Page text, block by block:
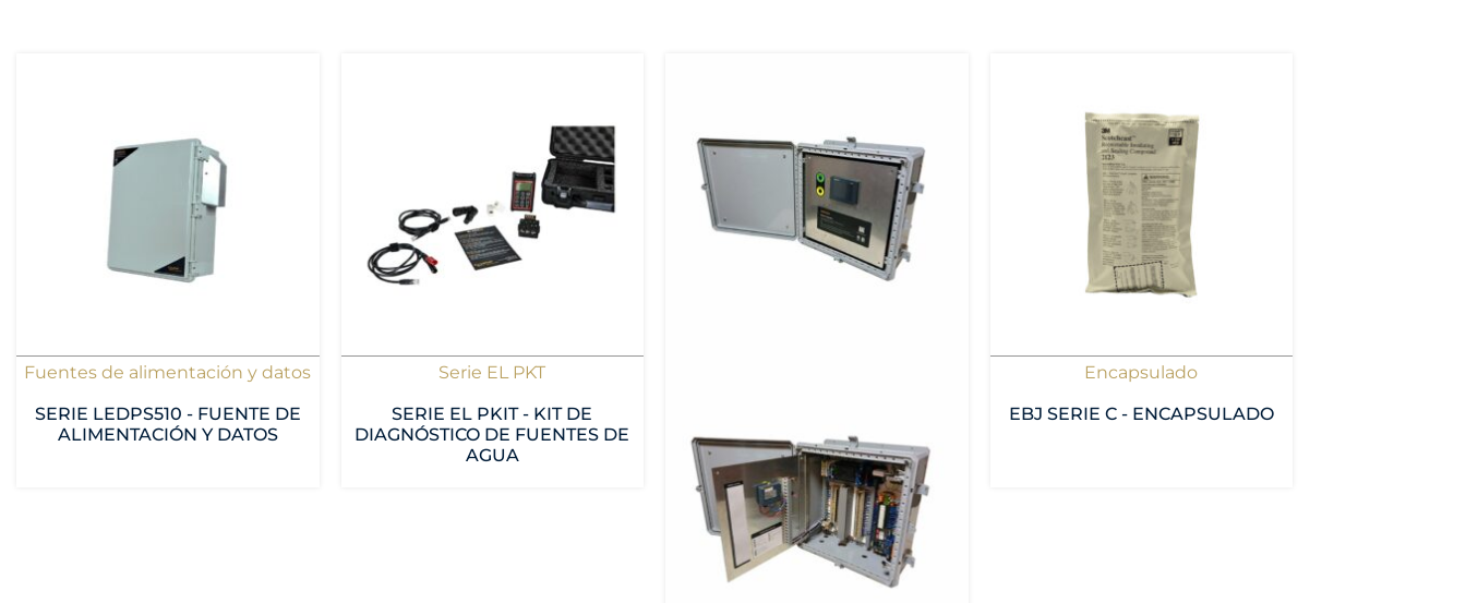
Fuentes de alimentación y datos
SERIE LEDPS510 - FUENTE DE
ALIMENTACIÓN Y DATOS
Serie EL PKT
SERIE EL PKIT - KIT DE
DIAGNÓSTICO DE FUENTES DE
AGUA
Encapsulado
EBJ SERIE C - ENCAPSULADO